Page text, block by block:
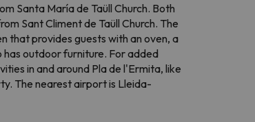
Santa María de Taüll Church. Both
Sant Climent de Taüll Church. The
that provides guests with an oven, a
has outdoor furniture. For added
in and around Pla de l'Ermita, like
The nearest airport is Lleida-